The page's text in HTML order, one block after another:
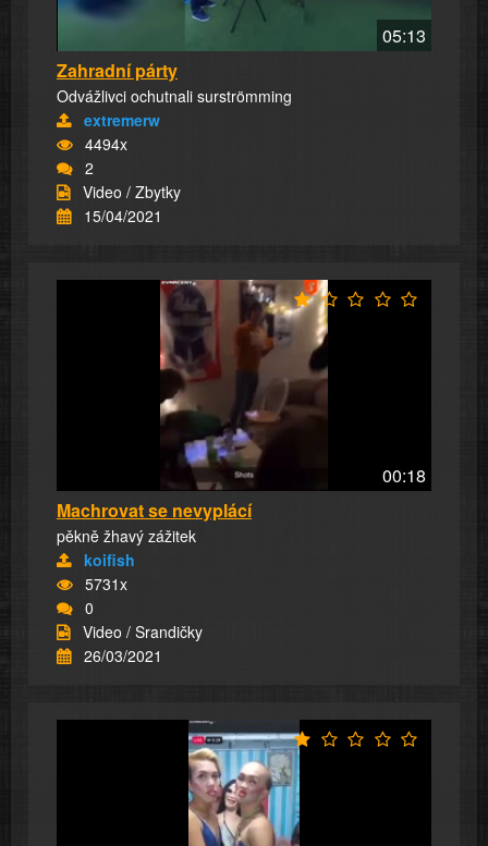
05:13
Zahradní párty
Odvážlivci ochutnali surströmming
extremerw
4494x
2
Video / Zbytky
15/04/2021
00:18
Machrovat se nevyplácí
pěkně žhavý zážitek
koifish
5731x
0
Video / Srandičky
26/03/2021